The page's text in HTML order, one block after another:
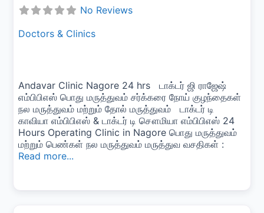
No Reviews
Doctors & Clinics
Andavar Clinic Nagore 24 hrs டாக்டர் ஜி ராஜேஷ்
எம்பிபிஎஸ் பொது மருத்துவம் சர்க்கரை நோய் குழந்தைகள்
நல மருத்துவம் மற்றும் தோல் மருத்துவம் டாக்டர் டி
காவியா எம்பிபிஎஸ் & டாக்டர் டி சௌமியா எம்பிபிஎஸ் 24
Hours Operating Clinic in Nagore பொது மருத்துவம்
மற்றும் பெண்கள் நல மருத்துவம் மருத்துவ வசதிகள் :
Read more...